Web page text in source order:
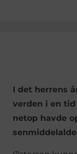
I det herrens
verden i en
netop havde